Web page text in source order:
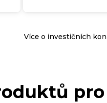
Více o investičních